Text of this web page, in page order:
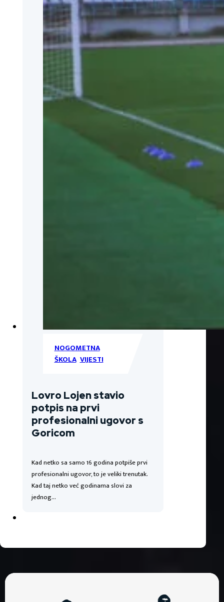
NOGOMETNA
ŠKOLA,VIJESTI
Lovro Lojen stavio
potpis na prvi
profesionalni ugovor s
Goricom
Kad netko sa samo 16 godina potpiše prvi
profesionalni ugovor, to je veliki trenutak.
Kad taj netko već godinama slovi za
jednog…